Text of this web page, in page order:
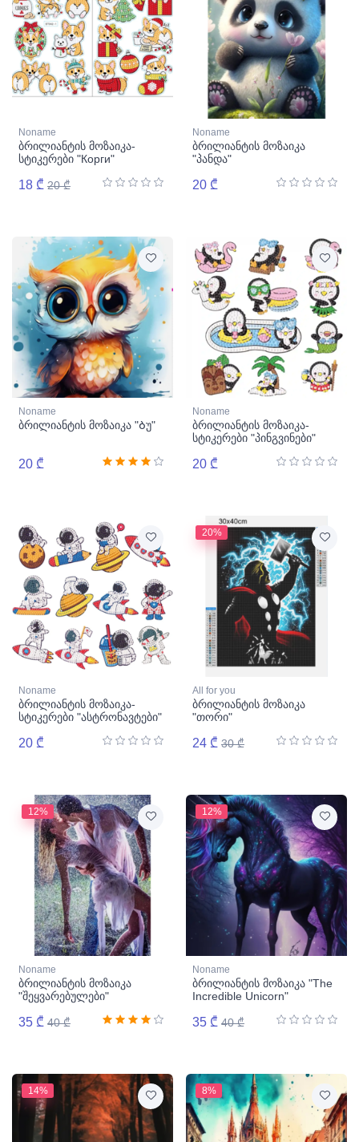
Noname
ბრილიანტის მოზაიკა-
სტიკერები "Корги"
18 ₾ 20 ₾
Noname
ბრილიანტის მოზაიკა
"პანდა"
20 ₾
Noname
ბრილიანტის მოზაიკა "Ბუ"
20 ₾
Noname
ბრილიანტის მოზაიკა-
სტიკერები "პინგვინები"
20 ₾
Noname
ბრილიანტის მოზაიკა-
სტიკერები "ასტრონავტები"
20 ₾
20%
All for you
ბრილიანტის მოზაიკა
"თორი"
24 ₾ 30 ₾
12%
Noname
ბრილიანტის მოზაიკა
"შეყვარებულები"
35 ₾ 40 ₾
12%
Noname
ბრილიანტის მოზაიკა "The
Incredible Unicorn"
35 ₾ 40 ₾
14% 8%